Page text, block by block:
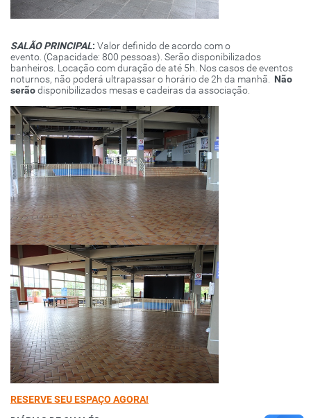
SALÃO PRINCIPAL: Valor definido de acordo com o
evento. (Capacidade: 800 pessoas). Serão disponibilizados
banheiros. Locação com duração de até 5h. Nos casos de eventos
noturnos, não poderá ultrapassar o horário de 2h da manhã. Não
serãodisponibilizados mesas e cadeiras da associação.
RESERVE SEU ESPAÇO AGORA!